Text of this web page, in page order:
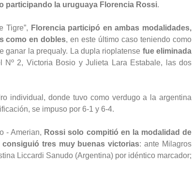
participando la uruguaya Florencia Rossi.
Tigre”, Florencia participó en ambas modalidades,
como en dobles, en este último caso teniendo como
ganar la prequaly. La dupla rioplatense fue eliminada
Nº 2, Victoria Bosio y Julieta Lara Estabale, las dos
individual, donde tuvo como verdugo a la argentina
se impuso por 6-1 y 6-4.
- Amerian, Rossi solo compitió en la modalidad de
tres muy buenas victorias: ante Milagros
Liccardi Sanudo (Argentina) por idéntico marcador;